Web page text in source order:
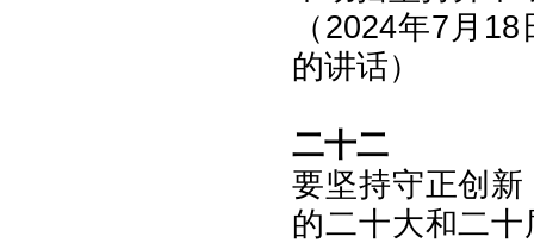
（2024年7月
的讲话）
二十二
要坚持守正创
的二十大和二